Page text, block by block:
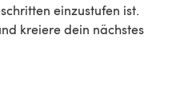
einzustufen ist.
kreiere dein nächstes